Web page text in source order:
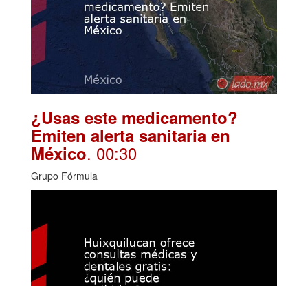
¿Usas este medicamento?
Emiten alerta sanitaria en
México. 00:30
Grupo Fórmula